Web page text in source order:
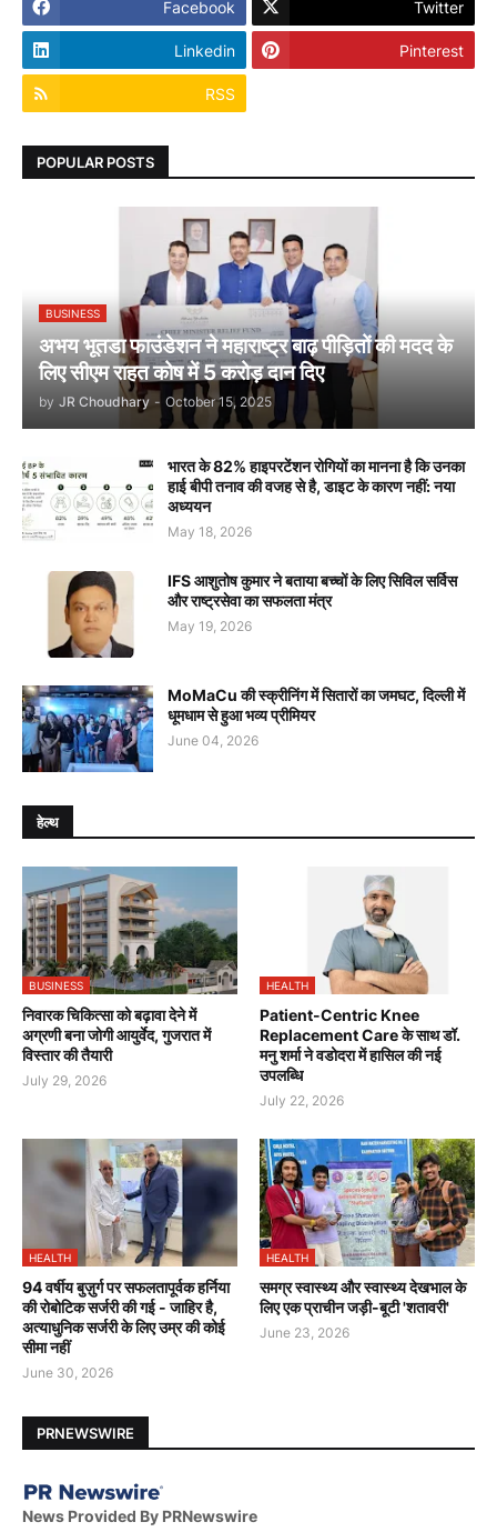
Facebook Twitter
Linkedin Pinterest
RSS
POPULAR POSTS
BUSINESS
अभय भूतडा फाउंडेशन ने महाराष्ट्र बाढ़ पीड़ितों की मदद के
लिए सीएम राहत कोष में 5 करोड़ दान दिए
by JR Choudhary - October 15, 2025
भारत के 82% हाइपरटेंशन रोगियों का मानना है कि उनका
हाई बीपी तनाव की वजह से है, डाइट के कारण नहीं: नया
अध्ययन
May 18, 2026
IFS आशुतोष कुमार ने बताया बच्चों के लिए सिविल सर्विस
और राष्ट्रसेवा का सफलता मंत्र
May 19, 2026
MoMaCu की स्क्रीनिंग में सितारों का जमघट, दिल्ली में
धूमधाम से हुआ भव्य प्रीमियर
June 04, 2026
हेल्थ
BUSINESS
निवारक चिकित्सा को बढ़ावा देने में
अग्रणी बना जोगी आयुर्वेद, गुजरात में
विस्तार की तैयारी
July 29, 2026
HEALTH
Patient-Centric Knee
Replacement Care के साथ डॉ.
मनु शर्मा ने वडोदरा में हासिल की नई
उपलब्धि
July 22, 2026
HEALTH
94 वर्षीय बुज़ुर्ग पर सफलतापूर्वक हर्निया
की रोबोटिक सर्जरी की गई - जाहिर है,
अत्याधुनिक सर्जरी के लिए उम्र की कोई
सीमा नहीं
June 30, 2026
HEALTH
समग्र स्वास्थ्य और स्वास्थ्य देखभाल के
लिए एक प्राचीन जड़ी-बूटी 'शतावरी'
June 23, 2026
PRNEWSWIRE
News Provided By PRNewswire